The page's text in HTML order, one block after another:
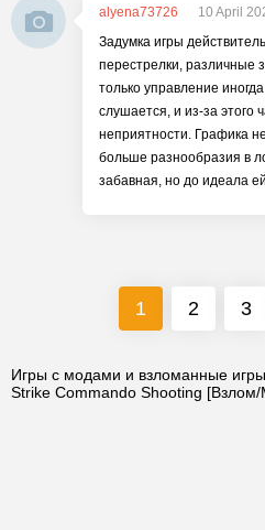
alyena73726
10 April
Задумка игры
перестрелки, различные
только управление
слушается, и из-за этого
неприятности. Графика
больше разнообразия в
забавная, но до идеала
1 2 3
Игры с модами и взломанные
Strike Commando Shooting